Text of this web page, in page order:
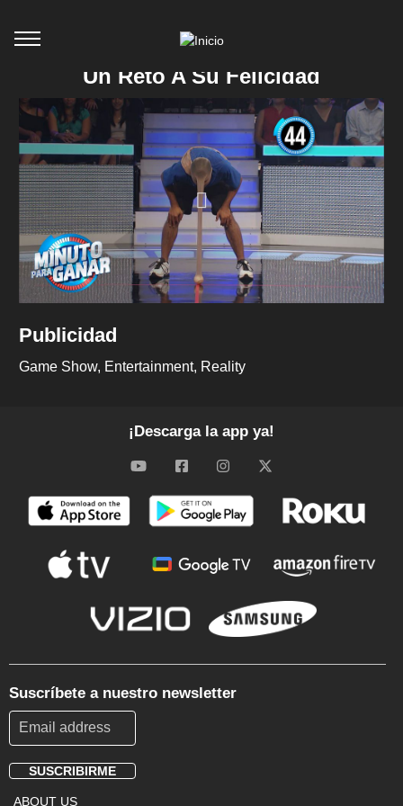
Un Reto A Su Felicidad
Publicidad
Game Show Entertainment Reality
¡Descarga la app ya!
Suscríbete a nuestro newsletter
SUSCRIBIRME
ABOUT US